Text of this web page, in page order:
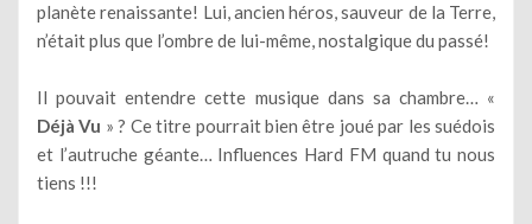
planète renaissante! Lui, ancien héros, sauveur de la Terre,
n’était plus que l’ombre de lui-même, nostalgique du passé!
Il pouvait entendre cette musique dans sa chambre… «
Déjà Vu » ? Ce titre pourrait bien être joué par les suédois
et l’autruche géante… Influences Hard FM quand tu nous
tiens !!!